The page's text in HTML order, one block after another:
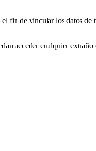
el fin de vincular los datos de
acceder cualquier